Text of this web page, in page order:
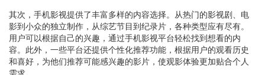
其次，手机影视提供了丰富多样的内容选择。从热门的影视剧、电
影到小众的独立制作，从综艺节目到纪录片，各种类型应有尽有。
用户可以根据自己的兴趣，通过手机影视平台轻松找到想看的内
容。此外，一些平台还提供个性化推荐功能，根据用户的观看历史
和喜好，为他们推荐可能感兴趣的影片，使观影体验更加贴合个人
需求。